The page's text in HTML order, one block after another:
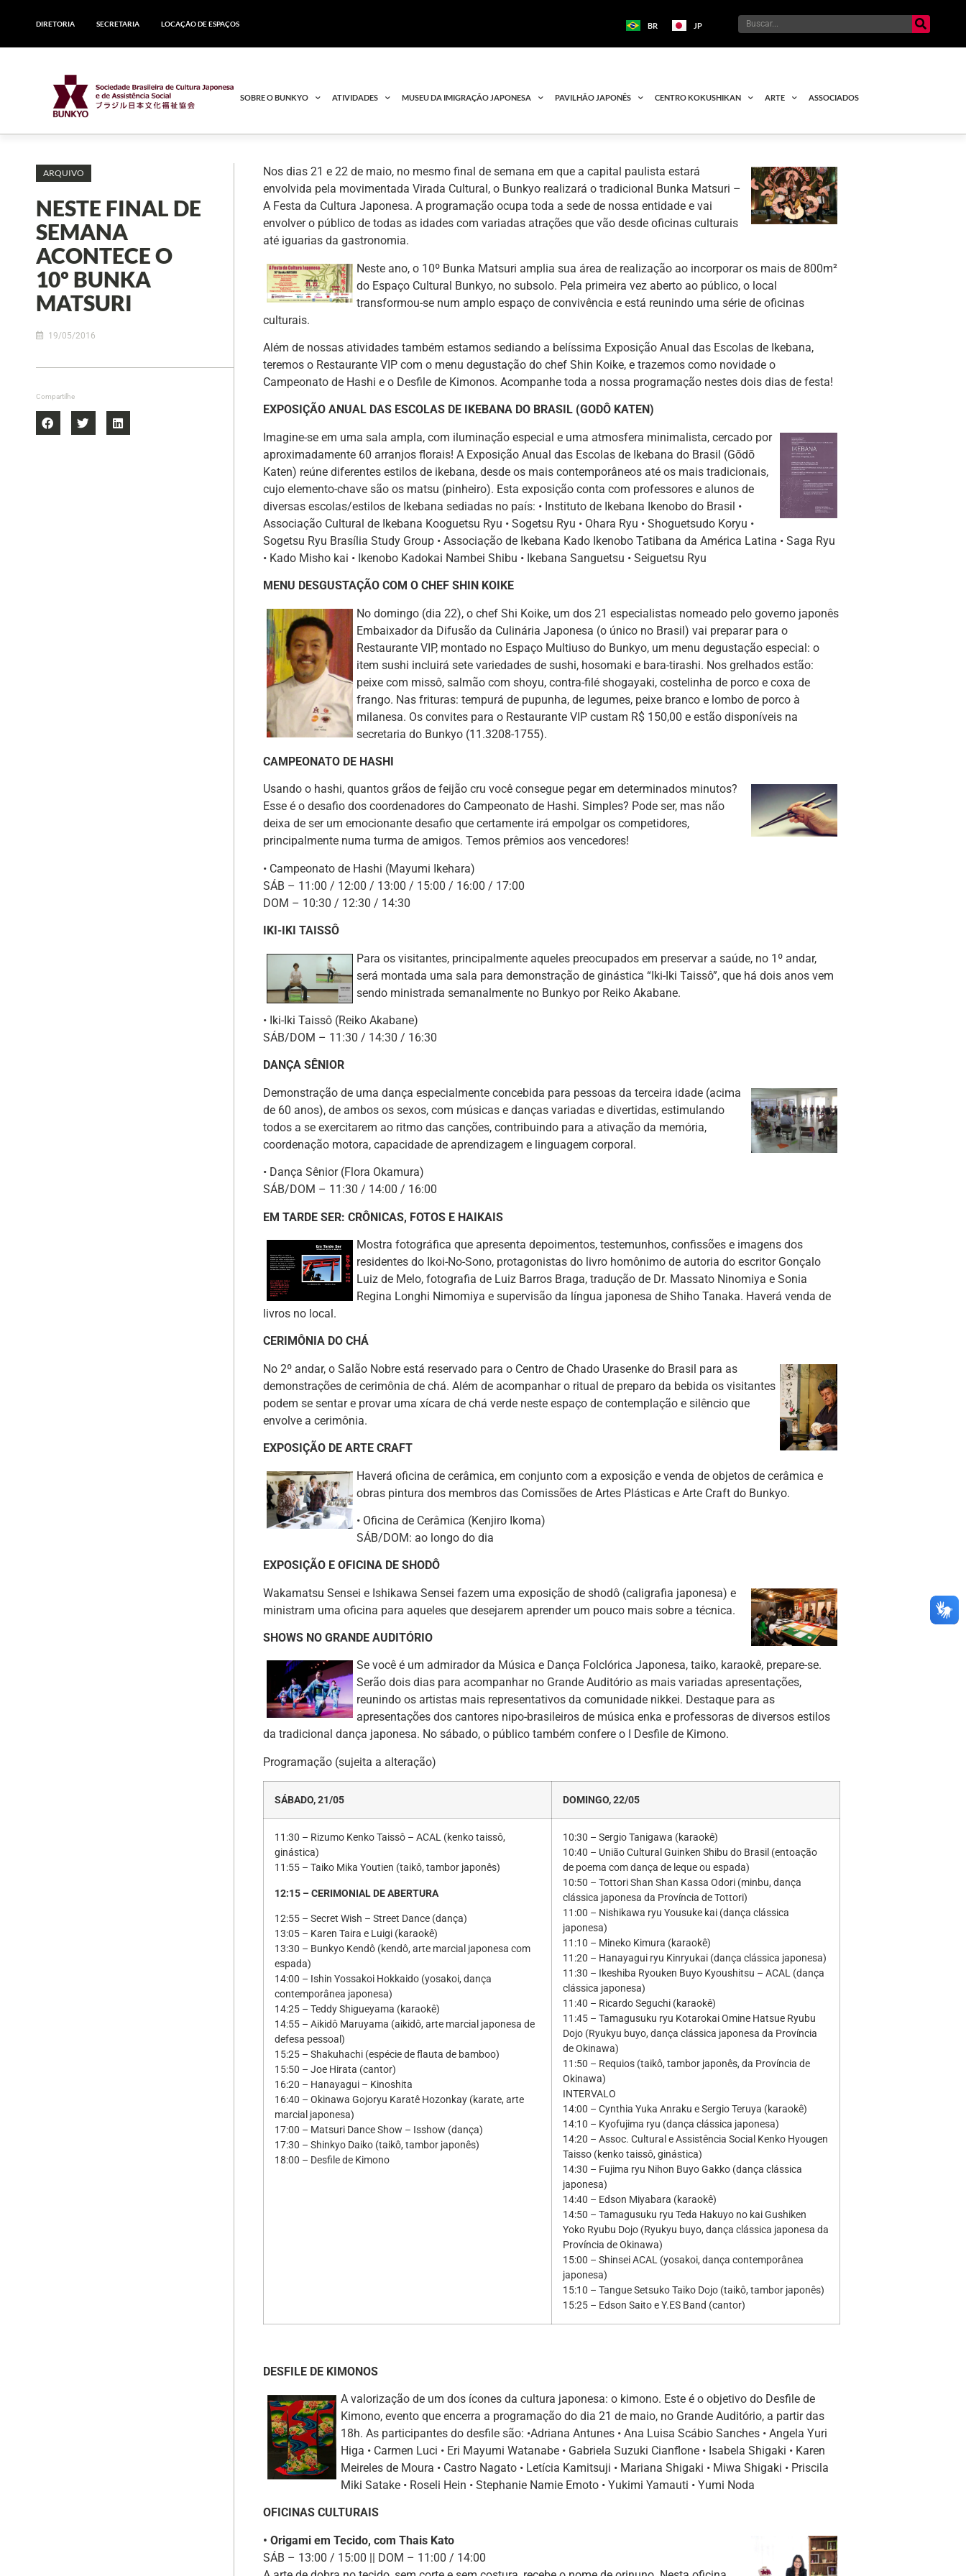
DIRETORIA SECRETARIA LOCAÇÃO DE ESPAÇOS BR JP
SOBRE O BUNKYO ATIVIDADES MUSEU DA IMIGRAÇÃO JAPONESA PAVILHÃO JAPONÊS CENTRO KOKUSHIKAN ARTE ASSOCIADOS
ARQUIVO
NESTE FINAL DE
SEMANA
ACONTECE O
10º BUNKA
MATSURI
19/05/2016
Compartilhe
Nos dias 21 e 22 de maio, no mesmo final de semana em que a capital paulista estará
envolvida pela movimentada Virada Cultural, o Bunkyo realizará o tradicional Bunka Matsuri –
A Festa da Cultura Japonesa. A programação ocupa toda a sede de nossa entidade e vai
envolver o público de todas as idades com variadas atrações que vão desde oficinas culturais
até iguarias da gastronomia.
Neste ano, o 10º Bunka Matsuri amplia sua área de realização ao incorporar os mais de 800m²
do Espaço Cultural Bunkyo, no subsolo. Pela primeira vez aberto ao público, o local
transformou-se num amplo espaço de convivência e está reunindo uma série de oficinas
culturais.
Além de nossas atividades também estamos sediando a belíssima Exposição Anual das Escolas de Ikebana,
teremos o Restaurante VIP com o menu degustação do chef Shin Koike, e trazemos como novidade o
Campeonato de Hashi e o Desfile de Kimonos. Acompanhe toda a nossa programação nestes dois dias de festa!
EXPOSIÇÃO ANUAL DAS ESCOLAS DE IKEBANA DO BRASIL (GODÔ KATEN)
Imagine-se em uma sala ampla, com iluminação especial e uma atmosfera minimalista, cercado por
aproximadamente 60 arranjos florais! A Exposição Anual das Escolas de Ikebana do Brasil (Gōdō
Katen) reúne diferentes estilos de ikebana, desde os mais contemporâneos até os mais tradicionais,
cujo elemento-chave são os matsu (pinheiro). Esta exposição conta com professores e alunos de
diversas escolas/estilos de Ikebana sediadas no país: • Instituto de Ikebana Ikenobo do Brasil •
Associação Cultural de Ikebana Kooguetsu Ryu • Sogetsu Ryu • Ohara Ryu • Shoguetsudo Koryu •
Sogetsu Ryu Brasília Study Group • Associação de Ikebana Kado Ikenobo Tatibana da América Latina • Saga Ryu
• Kado Misho kai • Ikenobo Kadokai Nambei Shibu • Ikebana Sanguetsu • Seiguetsu Ryu
MENU DESGUSTAÇÃO COM O CHEF SHIN KOIKE
No domingo (dia 22), o chef Shi Koike, um dos 21 especialistas nomeado pelo governo japonês
Embaixador da Difusão da Culinária Japonesa (o único no Brasil) vai preparar para o
Restaurante VIP, montado no Espaço Multiuso do Bunkyo, um menu degustação especial: o
item sushi incluirá sete variedades de sushi, hosomaki e bara-tirashi. Nos grelhados estão:
peixe com missô, salmão com shoyu, contra-filé shogayaki, costelinha de porco e coxa de
frango. Nas frituras: tempurá de pupunha, de legumes, peixe branco e lombo de porco à
milanesa. Os convites para o Restaurante VIP custam R$ 150,00 e estão disponíveis na
secretaria do Bunkyo (11.3208-1755).
CAMPEONATO DE HASHI
Usando o hashi, quantos grãos de feijão cru você consegue pegar em determinados minutos?
Esse é o desafio dos coordenadores do Campeonato de Hashi. Simples? Pode ser, mas não
deixa de ser um emocionante desafio que certamente irá empolgar os competidores,
principalmente numa turma de amigos. Temos prêmios aos vencedores!
• Campeonato de Hashi (Mayumi Ikehara)
SÁB – 11:00 / 12:00 / 13:00 / 15:00 / 16:00 / 17:00
DOM – 10:30 / 12:30 / 14:30
IKI-IKI TAISSÔ
Para os visitantes, principalmente aqueles preocupados em preservar a saúde, no 1º andar,
será montada uma sala para demonstração de ginástica “Iki-Iki Taissô”, que há dois anos vem
sendo ministrada semanalmente no Bunkyo por Reiko Akabane.
• Iki-Iki Taissô (Reiko Akabane)
SÁB/DOM – 11:30 / 14:30 / 16:30
DANÇA SÊNIOR
Demonstração de uma dança especialmente concebida para pessoas da terceira idade (acima
de 60 anos), de ambos os sexos, com músicas e danças variadas e divertidas, estimulando
todos a se exercitarem ao ritmo das canções, contribuindo para a ativação da memória,
coordenação motora, capacidade de aprendizagem e linguagem corporal.
• Dança Sênior (Flora Okamura)
SÁB/DOM – 11:30 / 14:00 / 16:00
EM TARDE SER: CRÔNICAS, FOTOS E HAIKAIS
Mostra fotográfica que apresenta depoimentos, testemunhos, confissões e imagens dos
residentes do Ikoi-No-Sono, protagonistas do livro homônimo de autoria do escritor Gonçalo
Luiz de Melo, fotografia de Luiz Barros Braga, tradução de Dr. Massato Ninomiya e Sonia
Regina Longhi Nimomiya e supervisão da língua japonesa de Shiho Tanaka. Haverá venda de
livros no local.
CERIMÔNIA DO CHÁ
No 2º andar, o Salão Nobre está reservado para o Centro de Chado Urasenke do Brasil para as
demonstrações de cerimônia de chá. Além de acompanhar o ritual de preparo da bebida os visitantes
podem se sentar e provar uma xícara de chá verde neste espaço de contemplação e silêncio que
envolve a cerimônia.
EXPOSIÇÃO DE ARTE CRAFT
Haverá oficina de cerâmica, em conjunto com a exposição e venda de objetos de cerâmica e
obras pintura dos membros das Comissões de Artes Plásticas e Arte Craft do Bunkyo.
• Oficina de Cerâmica (Kenjiro Ikoma)
SÁB/DOM: ao longo do dia
EXPOSIÇÃO E OFICINA DE SHODÔ
Wakamatsu Sensei e Ishikawa Sensei fazem uma exposição de shodô (caligrafia japonesa) e
ministram uma oficina para aqueles que desejarem aprender um pouco mais sobre a técnica.
SHOWS NO GRANDE AUDITÓRIO
Se você é um admirador da Música e Dança Folclórica Japonesa, taiko, karaokê, prepare-se.
Serão dois dias para acompanhar no Grande Auditório as mais variadas apresentações,
reunindo os artistas mais representativos da comunidade nikkei. Destaque para as
apresentações dos cantores nipo-brasileiros de música enka e professoras de diversos estilos
da tradicional dança japonesa. No sábado, o público também confere o I Desfile de Kimono.
Programação (sujeita a alteração)
SÁBADO, 21/05 DOMINGO, 22/05
11:30 – Rizumo Kenko Taissô – ACAL (kenko taissô,
ginástica)
11:55 – Taiko Mika Youtien (taikô, tambor japonês)
12:15 – CERIMONIAL DE ABERTURA
12:55 – Secret Wish – Street Dance (dança)
13:05 – Karen Taira e Luigi (karaokê)
13:30 – Bunkyo Kendô (kendô, arte marcial japonesa com
espada)
14:00 – Ishin Yossakoi Hokkaido (yosakoi, dança
contemporânea japonesa)
14:25 – Teddy Shigueyama (karaokê)
14:55 – Aikidô Maruyama (aikidô, arte marcial japonesa de
defesa pessoal)
15:25 – Shakuhachi (espécie de flauta de bamboo)
15:50 – Joe Hirata (cantor)
16:20 – Hanayagui – Kinoshita
16:40 – Okinawa Gojoryu Karatê Hozonkay (karate, arte
marcial japonesa)
17:00 – Matsuri Dance Show – Isshow (dança)
17:30 – Shinkyo Daiko (taikô, tambor japonês)
18:00 – Desfile de Kimono
10:30 – Sergio Tanigawa (karaokê)
10:40 – União Cultural Guinken Shibu do Brasil (entoação
de poema com dança de leque ou espada)
10:50 – Tottori Shan Shan Kassa Odori (minbu, dança
clássica japonesa da Província de Tottori)
11:00 – Nishikawa ryu Yousuke kai (dança clássica
japonesa)
11:10 – Mineko Kimura (karaokê)
11:20 – Hanayagui ryu Kinryukai (dança clássica japonesa)
11:30 – Ikeshiba Ryouken Buyo Kyoushitsu – ACAL (dança
clássica japonesa)
11:40 – Ricardo Seguchi (karaokê)
11:45 – Tamagusuku ryu Kotarokai Omine Hatsue Ryubu
Dojo (Ryukyu buyo, dança clássica japonesa da Província
de Okinawa)
11:50 – Requios (taikô, tambor japonês, da Província de
Okinawa)
INTERVALO
14:00 – Cynthia Yuka Anraku e Sergio Teruya (karaokê)
14:10 – Kyofujima ryu (dança clássica japonesa)
14:20 – Assoc. Cultural e Assistência Social Kenko Hyougen
Taisso (kenko taissô, ginástica)
14:30 – Fujima ryu Nihon Buyo Gakko (dança clássica
japonesa)
14:40 – Edson Miyabara (karaokê)
14:50 – Tamagusuku ryu Teda Hakuyo no kai Gushiken
Yoko Ryubu Dojo (Ryukyu buyo, dança clássica japonesa da
Província de Okinawa)
15:00 – Shinsei ACAL (yosakoi, dança contemporânea
japonesa)
15:10 – Tangue Setsuko Taiko Dojo (taikô, tambor japonês)
15:25 – Edson Saito e Y.ES Band (cantor)
DESFILE DE KIMONOS
A valorização de um dos ícones da cultura japonesa: o kimono. Este é o objetivo do Desfile de
Kimono, evento que encerra a programação do dia 21 de maio, no Grande Auditório, a partir das
18h. As participantes do desfile são: •Adriana Antunes • Ana Luisa Scábio Sanches • Angela Yuri
Higa • Carmen Luci • Eri Mayumi Watanabe • Gabriela Suzuki Cianflone • Isabela Shigaki • Karen
Meireles de Moura • Castro Nagato • Letícia Kamitsuji • Mariana Shigaki • Miwa Shigaki • Priscila
Miki Satake • Roseli Hein • Stephanie Namie Emoto • Yukimi Yamauti • Yumi Noda
OFICINAS CULTURAIS
• Origami em Tecido, com Thais Kato
SÁB – 13:00 / 15:00 || DOM – 11:00 / 14:00